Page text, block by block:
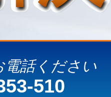
話ください
510